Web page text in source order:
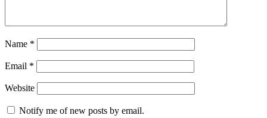
Name *
Email *
Website
Notify me of new posts by email.